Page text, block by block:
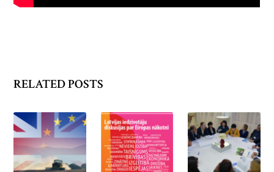
RELATED POSTS